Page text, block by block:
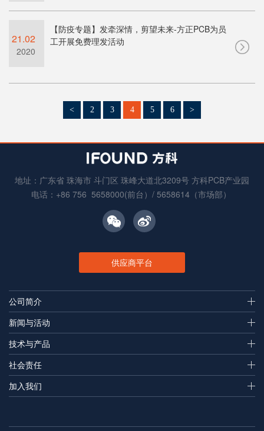
21.02
2020
【防疫专题】发牵深情，剪望未来-方正PCB为员
工开展免费理发活动
< 2 3 4 5 6 >
地址：广东省 珠海市 斗门区 珠峰大道北3209号 方科PCB产业园
电话：+86 756 5658000(前台）/ 5658614（市场部）
供应商平台
公司简介
新闻与活动
技术与产品
社会责任
加入我们